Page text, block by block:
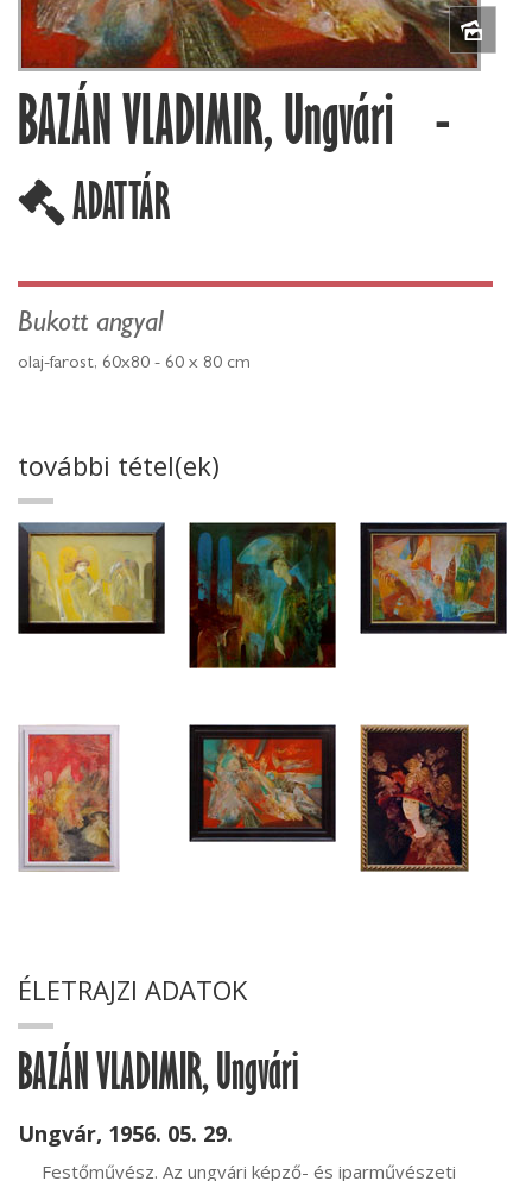
BAZÁN VLADIMIR, Ungvári -
ADATTÁR
Bukott angyal
olaj-farost, 60x80 - 60 x 80 cm
további tétel(ek)
ÉLETRAJZI ADATOK
BAZÁN VLADIMIR, Ungvári
Ungvár, 1956. 05. 29.